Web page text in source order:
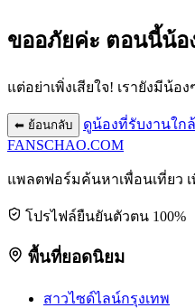
ขออภัยค่ะ ตอนนี้น้อ
แต่อย่าเพิ่งเสียใจ! เรายังมีน้อง
⬅ ย้อนกลับ
ดูน้องที่รับงานใ
FANSCHAO.COM
แพลตฟอร์มค้นหาเพื่อนเที่ยว
โปรไฟล์ยืนยันตัวตน 100%
พื้นที่ยอดนิยม
สาวไซด์ไลน์กรุงเทพ